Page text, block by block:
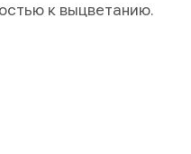
к выцветанию.